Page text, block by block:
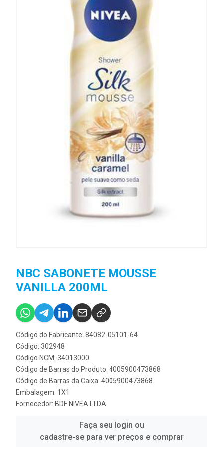
NBC SABONETE MOUSSE
VANILLA 200ML
Código do Fabricante: 84082-05101-64
Código: 302948
Código NCM: 34013000
Código de Barras do Produto: 4005900473868
Código de Barras da Caixa: 4005900473868
Embalagem: 1X1
Fornecedor: BDF NIVEA LTDA
Faça seu login ou
cadastre-se para ver preços e comprar